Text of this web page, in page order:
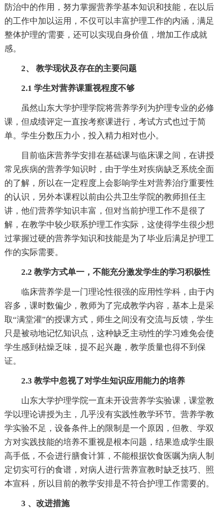
防治中的作用，努力掌握营养学基本知识和技能，在以后
的工作中加以运用，不仅可以丰富护理工作的内涵，满足
整体护理的'需要，还可以实现自身价值，增加工作成就
感。
2、 教学现状及存在的主要问题
2.1 学生对营养课重视程度不够
虽然山东大学护理学院将营养学列为护理专业的必修
课，但成绩评定一直按考察课进行，考试方式也过于简
单。学生分数压力小，投入精力相对也小。
目前临床营养学安排在基础课与临床课之间，在讲授
常见疾病的营养学知识时，由于学生对疾病缺乏系统全面
的了解，所以在一定程度上会影响学生对营养治疗重要性
的认识，另外本课程以前由公共卫生学院的教师担任主
讲，他们营养学知识丰富，但对当前护理工作不是很了
解，在教学中较少联系护理工作实际，这使得学生很少想
过掌握过硬的营养学知识和技能是为了毕业后满足护理工
作的实际需要。
2.2 教学方式单一，不能充分激发学生的学习积极性
临床营养学是一门理论性很强的应用性学科，由于内
容多，课时数偏少，教师为了完成教学内容，基本上是采
取“满堂灌”的授课方式，师生之间没有交流与反馈，学生
只是被动地记忆知识点，这种缺乏主动性的学习难免会使
学生感到枯燥乏味，提不起兴趣，教学质量也得不到保
证。
2.3 教学中忽视了对学生知识应用能力的培养
山东大学护理学院一直未开设营养学实验课，课堂教
学以理论讲授为主，几乎没有实践性教学环节。营养学教
学实验不足，设备条件上的限制是一个原因，但教、学双
方对实践技能的培养不重视是根本问题，结果造成学生眼
高手低，不会进行膳食计算，不能根据饮食医嘱为病人制
定切实可行的食谱，对病人进行营养宣教时缺乏技巧、照
本宣科，所以目前的教学安排是不符合护理工作需要的。
3 、改进措施